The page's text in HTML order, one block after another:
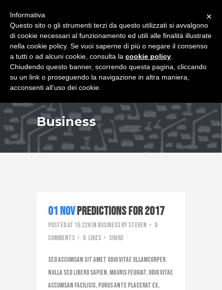
Business
01 NovPredictions for 2017
Posted at 15:22hin Businessby steven
0
Comments
0 Likes Share
Sed accumsan sit amet odio vitae ullamcorper.
Nulla sed libero sapien. Mauris feugiat, odio vitae
accumsan facilisis, purus ante placerat ex,
×
Informativa
Questo sito o gli strumenti terzi da questo utilizzati si avvalgono
di cookie necessari al funzionamento ed utili alle finalità illustrate
nella cookie policy. Se vuoi saperne di più o negare il consenso
a tutti o ad alcuni cookie, consulta la cookie policy
Chiudendo questo banner, scorrendo questa pagina, cliccando
su un link o proseguendo la navigazione in altra maniera,
acconsenti all’uso dei cookie.